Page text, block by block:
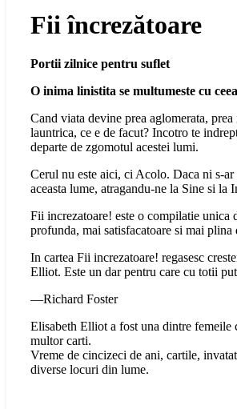
Fii încrezătoare
Portii zilnice pentru suflet
O inima linistita se multumeste cu
Cand viata devine prea aglomerata,
launtrica, ce e de facut? Incotro te
departe de zgomotul acestei lumi.
Cerul nu este aici, ci Acolo. Daca ni s-
aceasta lume, atragandu-ne la Sine si
Fii increzatoare! este o compilatie unica
profunda, mai satisfacatoare si mai plina
In cartea Fii increzatoare! regasesc
Elliot. Este un dar pentru care cu totii
—Richard Foster
Elisabeth Elliot a fost una dintre
multor carti.
Vreme de cincizeci de ani, cartile,
diverse locuri din lume.